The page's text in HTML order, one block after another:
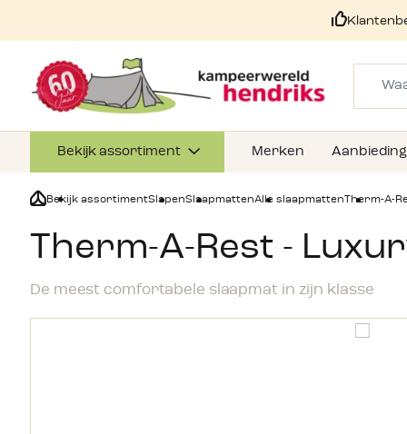
Bekijk assortiment Merken
Bekijk assortimentSlapenSlaapmattenAlle slaapmattenTherm-A-
Therm-A-Rest -
De meest comfortabele slaapmat in zijn klasse